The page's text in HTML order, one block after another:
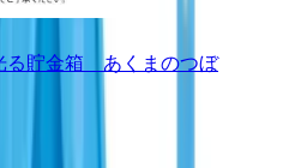
貯金箱 あくまのつぼ